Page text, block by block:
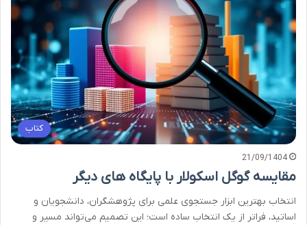
کتاب
21/09/1404
مقایسه گوگل اسکولار با پایگاه های دیگر
انتخاب بهترین ابزار جستجوی علمی برای پژوهشگران، دانشجویان و
اساتید، فراتر از یک انتخاب ساده است؛ این تصمیم می‌تواند مسیر و